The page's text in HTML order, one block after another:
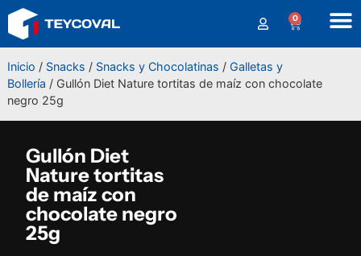
0
Inicio / Snacks / Snacks y Chocolatinas / Galletas y
Bollería / Gullón Diet Nature tortitas de maíz con chocolate
negro 25g
Gullón Diet
Nature tortitas
de maíz con
chocolate negro
25g